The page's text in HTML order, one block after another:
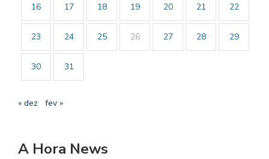
16 17 18 19 20 21 22
23 24 25 26 27 28 29
30 31
« dez fev »
A Hora News